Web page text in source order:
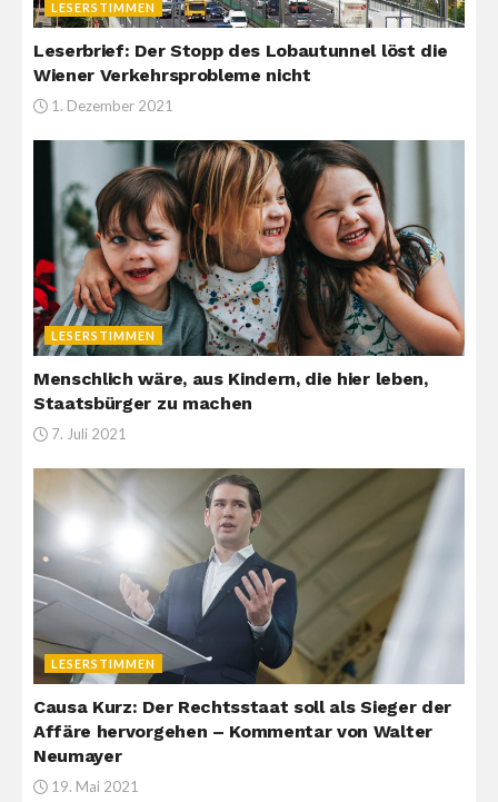
LESERSTIMMEN
Leserbrief: Der Stopp des Lobautunnel löst die
Wiener Verkehrsprobleme nicht
1. Dezember 2021
LESERSTIMMEN
Menschlich wäre, aus Kindern, die hier leben,
Staatsbürger zu machen
7. Juli 2021
LESERSTIMMEN
Causa Kurz: Der Rechtsstaat soll als Sieger der
Affäre hervorgehen – Kommentar von Walter
Neumayer
19. Mai 2021